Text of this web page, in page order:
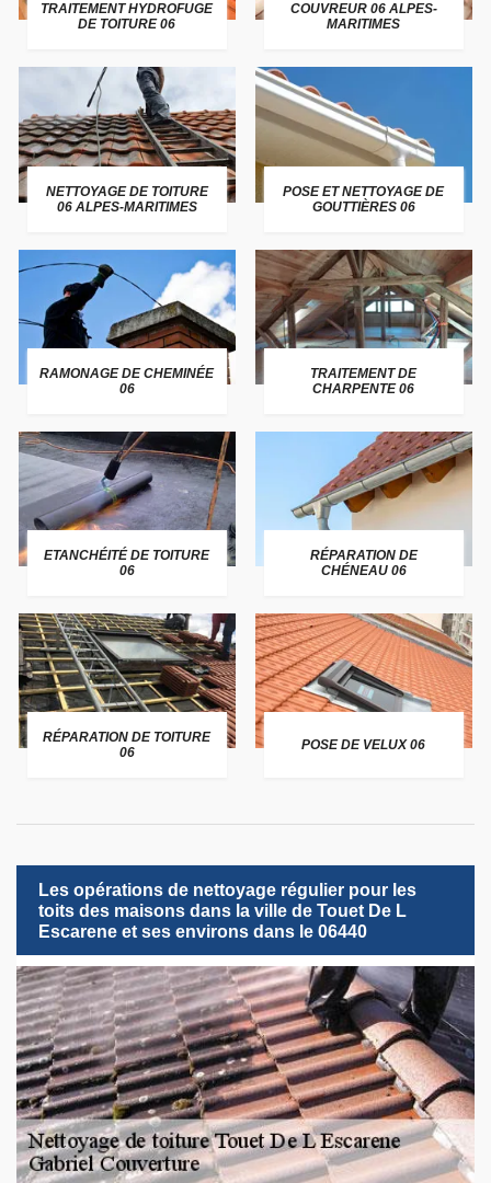
TRAITEMENT HYDROFUGE
DE TOITURE 06
COUVREUR 06 ALPES-
MARITIMES
NETTOYAGE DE TOITURE
06 ALPES-MARITIMES
POSE ET NETTOYAGE DE
GOUTTIÈRES 06
RAMONAGE DE CHEMINÉE
06
TRAITEMENT DE
CHARPENTE 06
ETANCHÉITÉ DE TOITURE
06
RÉPARATION DE
CHÉNEAU 06
RÉPARATION DE TOITURE
06
POSE DE VELUX 06
Les opérations de nettoyage régulier pour les
toits des maisons dans la ville de Touet De L
Escarene et ses environs dans le 06440